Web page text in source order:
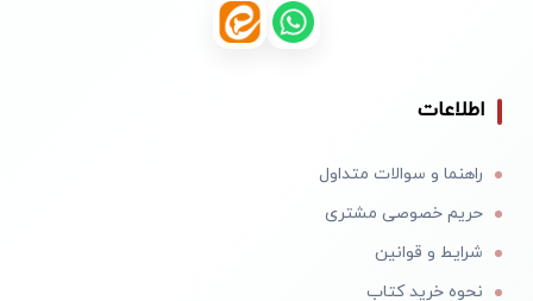
اطلاعات
راهنما و سوالات متداول
حریم خصوصی مشتری
شرایط و قوانین
نحوه خرید کتاب